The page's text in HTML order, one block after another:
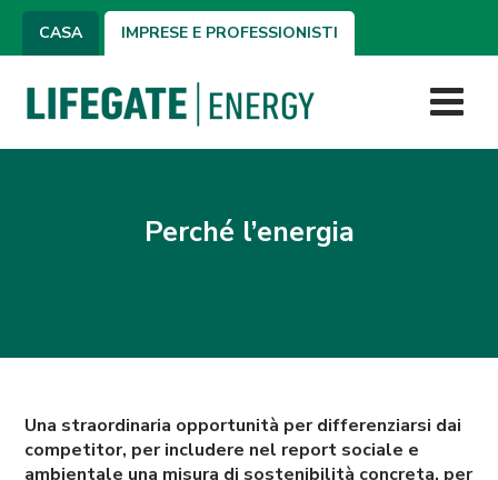
CASA IMPRESE E PROFESSIONISTI
Perché l’energia
Una straordinaria opportunità per differenziarsi dai
competitor, per includere nel report sociale e
ambientale una misura di sostenibilità concreta, per